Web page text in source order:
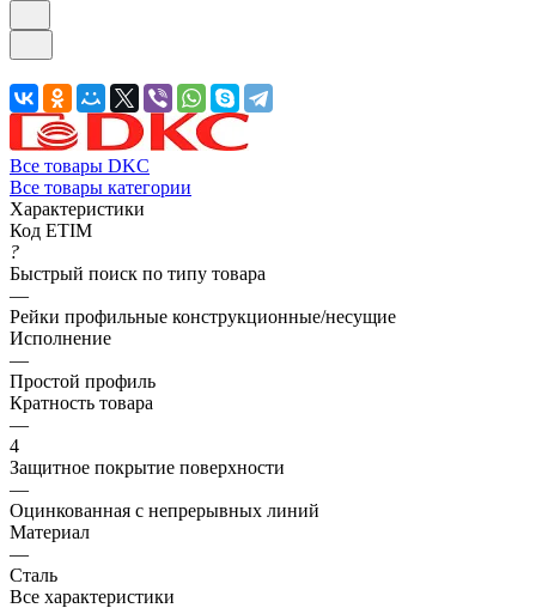
Все товары DKC
Все товары категории
Характеристики
Код ETIM
?
Быстрый поиск по типу товара
—
Рейки профильные конструкционные/несущие
Исполнение
—
Простой профиль
Кратность товара
—
4
Защитное покрытие поверхности
—
Оцинкованная с непрерывных линий
Материал
—
Сталь
Все характеристики